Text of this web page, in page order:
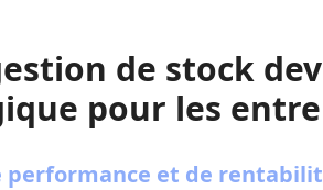
de stock
pour les
performance et de